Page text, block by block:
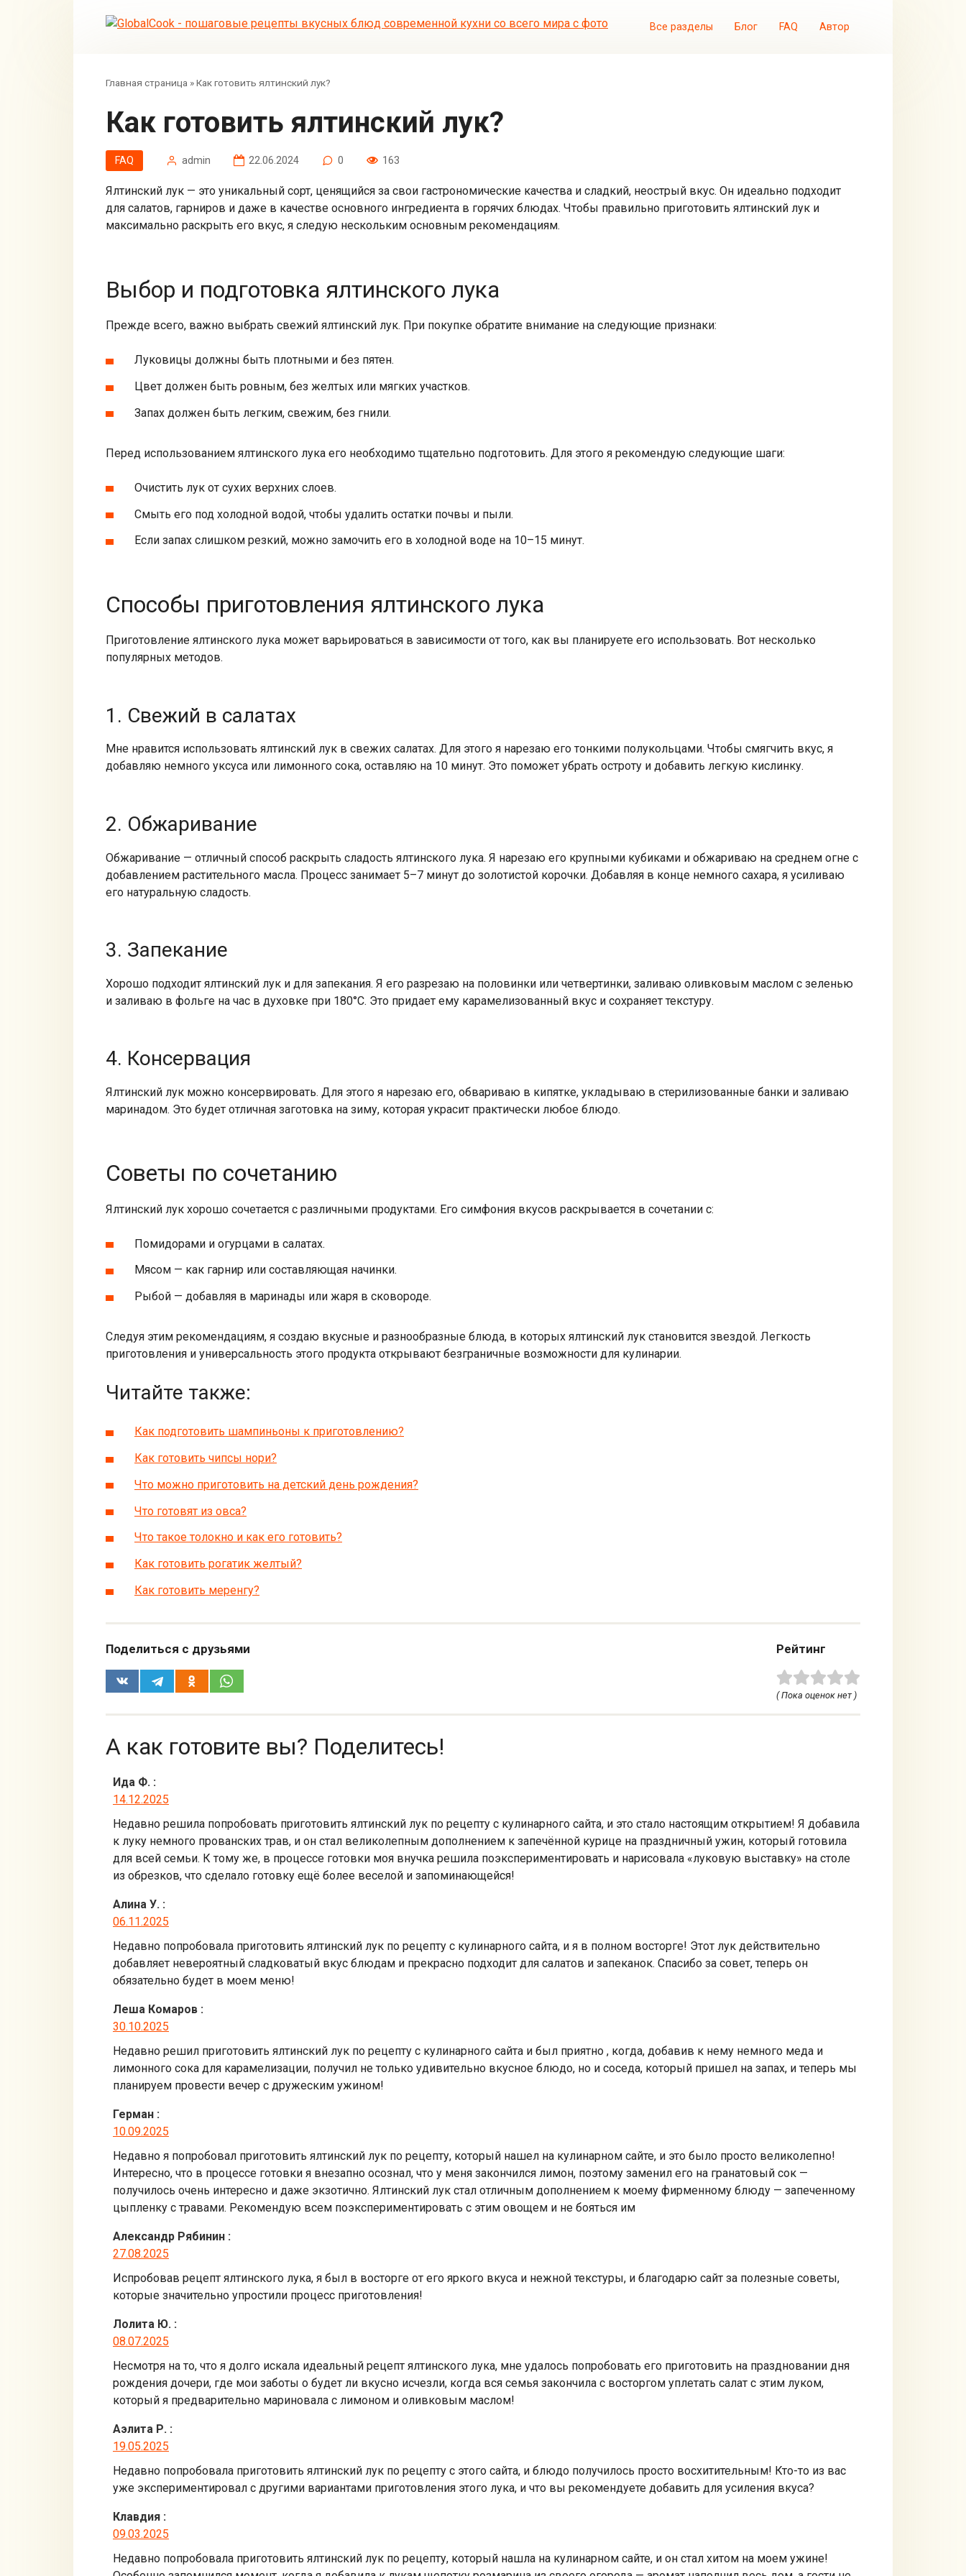
Все разделы Блог FAQ Автор
Главная страница »Как готовить ялтинский лук?
Как готовить ялтинский лук?
FAQ admin 22.06.2024 0 163
Ялтинский лук — это уникальный сорт, ценящийся за свои гастрономические качества и сладкий, неострый вкус. Он идеально подходит
для салатов, гарниров и даже в качестве основного ингредиента в горячих блюдах. Чтобы правильно приготовить ялтинский лук и
максимально раскрыть его вкус, я следую нескольким основным рекомендациям.
Выбор и подготовка ялтинского лука
Прежде всего, важно выбрать свежий ялтинский лук. При покупке обратите внимание на следующие признаки:
Луковицы должны быть плотными и без пятен.
Цвет должен быть ровным, без желтых или мягких участков.
Запах должен быть легким, свежим, без гнили.
Перед использованием ялтинского лука его необходимо тщательно подготовить. Для этого я рекомендую следующие шаги:
Очистить лук от сухих верхних слоев.
Смыть его под холодной водой, чтобы удалить остатки почвы и пыли.
Если запах слишком резкий, можно замочить его в холодной воде на 10–15 минут.
Способы приготовления ялтинского лука
Приготовление ялтинского лука может варьироваться в зависимости от того, как вы планируете его использовать. Вот несколько
популярных методов.
1. Свежий в салатах
Мне нравится использовать ялтинский лук в свежих салатах. Для этого я нарезаю его тонкими полукольцами. Чтобы смягчить вкус, я
добавляю немного уксуса или лимонного сока, оставляю на 10 минут. Это поможет убрать остроту и добавить легкую кислинку.
2. Обжаривание
Обжаривание — отличный способ раскрыть сладость ялтинского лука. Я нарезаю его крупными кубиками и обжариваю на среднем огне с
добавлением растительного масла. Процесс занимает 5–7 минут до золотистой корочки. Добавляя в конце немного сахара, я усиливаю
его натуральную сладость.
3. Запекание
Хорошо подходит ялтинский лук и для запекания. Я его разрезаю на половинки или четвертинки, заливаю оливковым маслом с зеленью
и заливаю в фольге на час в духовке при 180°С. Это придает ему карамелизованный вкус и сохраняет текстуру.
4. Консервация
Ялтинский лук можно консервировать. Для этого я нарезаю его, обвариваю в кипятке, укладываю в стерилизованные банки и заливаю
маринадом. Это будет отличная заготовка на зиму, которая украсит практически любое блюдо.
Советы по сочетанию
Ялтинский лук хорошо сочетается с различными продуктами. Его симфония вкусов раскрывается в сочетании с:
Помидорами и огурцами в салатах.
Мясом — как гарнир или составляющая начинки.
Рыбой — добавляя в маринады или жаря в сковороде.
Следуя этим рекомендациям, я создаю вкусные и разнообразные блюда, в которых ялтинский лук становится звездой. Легкость
приготовления и универсальность этого продукта открывают безграничные возможности для кулинарии.
Читайте также:
Как подготовить шампиньоны к приготовлению?
Как готовить чипсы нори?
Что можно приготовить на детский день рождения?
Что готовят из овса?
Что такое толокно и как его готовить?
Как готовить рогатик желтый?
Как готовить меренгу?
Поделиться с друзьями Рейтинг
( Пока оценок нет )
А как готовите вы? Поделитесь!
Ида Ф. :
14.12.2025
Недавно решила попробовать приготовить ялтинский лук по рецепту с кулинарного сайта, и это стало настоящим открытием! Я добавила
к луку немного прованских трав, и он стал великолепным дополнением к запечённой курице на праздничный ужин, который готовила
для всей семьи. К тому же, в процессе готовки моя внучка решила поэкспериментировать и нарисовала «луковую выставку» на столе
из обрезков, что сделало готовку ещё более веселой и запоминающейся!
Алина У. :
06.11.2025
Недавно попробовала приготовить ялтинский лук по рецепту с кулинарного сайта, и я в полном восторге! Этот лук действительно
добавляет невероятный сладковатый вкус блюдам и прекрасно подходит для салатов и запеканок. Спасибо за совет, теперь он
обязательно будет в моем меню!
Леша Комаров :
30.10.2025
Недавно решил приготовить ялтинский лук по рецепту с кулинарного сайта и был приятно , когда, добавив к нему немного меда и
лимонного сока для карамелизации, получил не только удивительно вкусное блюдо, но и соседа, который пришел на запах, и теперь мы
планируем провести вечер с дружеским ужином!
Герман :
10.09.2025
Недавно я попробовал приготовить ялтинский лук по рецепту, который нашел на кулинарном сайте, и это было просто великолепно!
Интересно, что в процессе готовки я внезапно осознал, что у меня закончился лимон, поэтому заменил его на гранатовый сок —
получилось очень интересно и даже экзотично. Ялтинский лук стал отличным дополнением к моему фирменному блюду — запеченному
цыпленку с травами. Рекомендую всем поэкспериментировать с этим овощем и не бояться им
Александр Рябинин :
27.08.2025
Испробовав рецепт ялтинского лука, я был в восторге от его яркого вкуса и нежной текстуры, и благодарю сайт за полезные советы,
которые значительно упростили процесс приготовления!
Лолита Ю. :
08.07.2025
Несмотря на то, что я долго искала идеальный рецепт ялтинского лука, мне удалось попробовать его приготовить на праздновании дня
рождения дочери, где мои заботы о будет ли вкусно исчезли, когда вся семья закончила с восторгом уплетать салат с этим луком,
который я предварительно мариновала с лимоном и оливковым маслом!
Аэлита Р. :
19.05.2025
Недавно попробовала приготовить ялтинский лук по рецепту с этого сайта, и блюдо получилось просто восхитительным! Кто-то из вас
уже экспериментировал с другими вариантами приготовления этого лука, и что вы рекомендуете добавить для усиления вкуса?
Клавдия :
09.03.2025
Недавно попробовала приготовить ялтинский лук по рецепту, который нашла на кулинарном сайте, и он стал хитом на моем ужине!